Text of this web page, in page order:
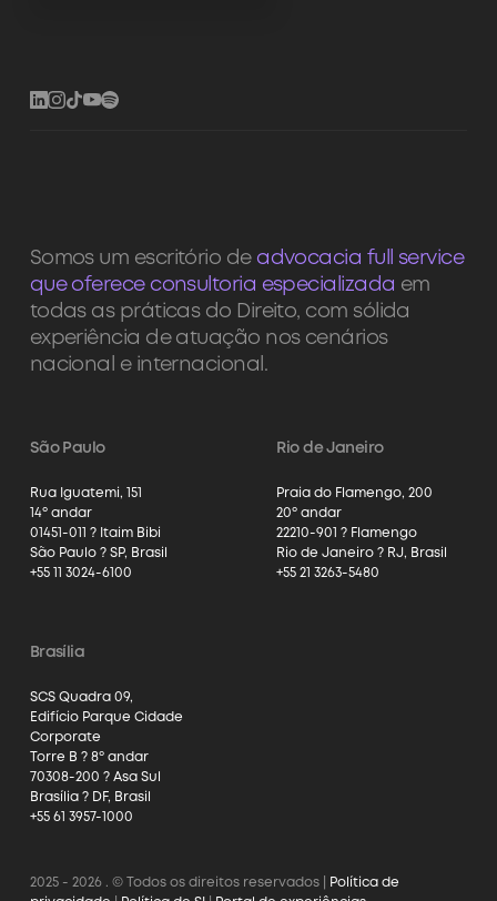
Somos um escritório de advocacia full service
que oferece consultoria especializada em
todas as práticas do Direito, com sólida
experiência de atuação nos cenários
nacional e internacional.
São Paulo
Rua Iguatemi, 151
14º andar
01451-011 ? Itaim Bibi
São Paulo ? SP, Brasil
+55 11 3024-6100
Rio de Janeiro
Praia do Flamengo, 200
20º andar
22210-901 ? Flamengo
Rio de Janeiro ? RJ, Brasil
+55 21 3263-5480
Brasília
SCS Quadra 09,
Edifício Parque Cidade
Corporate
Torre B ? 8º andar
70308-200 ? Asa Sul
Brasília ? DF, Brasil
+55 61 3957-1000
2025 - 2026 . © Todos os direitos reservados |
Política de